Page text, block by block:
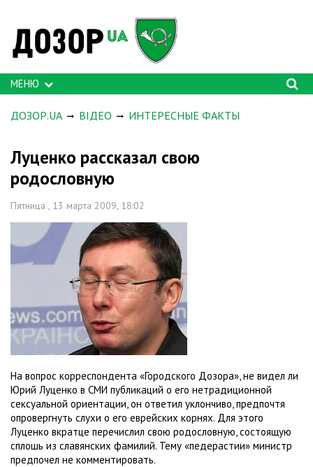
МЕНЮ
ДОЗОР.UA ВІДЕО ИНТЕРЕСНЫЕ ФАКТЫ
Луценко рассказал свою
родословную
Пятница , 13 марта 2009, 18:02
На вопрос корреспондента «Городского Дозора», не видел ли
Юрий Луценко в СМИ публикаций о его нетрадиционной
сексуальной ориентации, он ответил уклончиво, предпочтя
опровергнуть слухи о его еврейских корнях. Для этого
Луценко вкратце перечислил свою родословную, состоящую
сплошь из славянских фамилий. Тему «педерастии» министр
предпочел не комментировать.